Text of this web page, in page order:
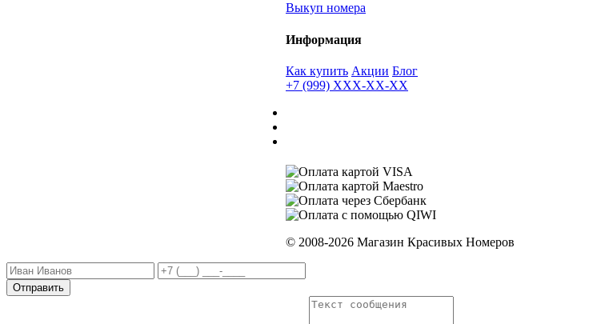
Выкуп номера
Информация
Как купить Акции Блог
+7 (999) XXX-XX-XX
© 2008-2026 Магазин Красивых Номеров
Отправить